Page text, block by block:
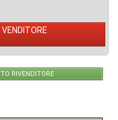
RIVENDITORE